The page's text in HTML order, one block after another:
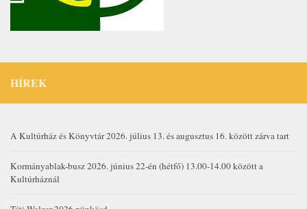
HÍREK
A Kultúrház és Könyvtár 2026. július 13. és augusztus 16. között zárva tart
Kormányablak-busz 2026. június 22-én (hétfő) 13.00-14.00 között a
Kultúrháznál